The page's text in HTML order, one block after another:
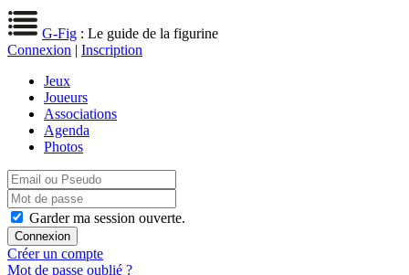
G-Fig : Le guide de la figurine
Connexion | Inscription
Jeux
Joueurs
Associations
Agenda
Photos
Garder ma session ouverte.
Créer un compte
Mot de passe oublié ?